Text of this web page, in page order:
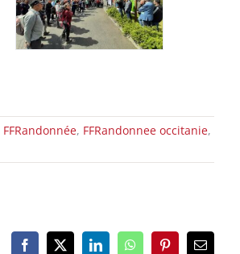
FFRandonnée, FFRandonnee occitanie,
Facebook
X LinkedInWhatsAppPinterestEmail